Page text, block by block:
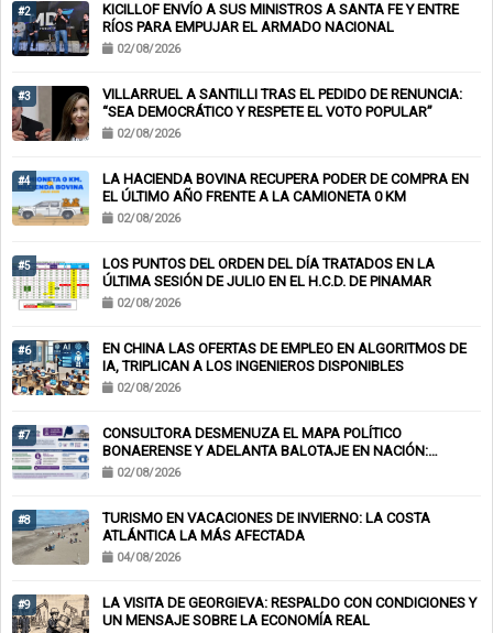
#2
KICILLOF ENVÍO A SUS MINISTROS A SANTA FE Y ENTRE
RÍOS PARA EMPUJAR EL ARMADO NACIONAL
02/08/2026
#3
VILLARRUEL A SANTILLI TRAS EL PEDIDO DE RENUNCIA:
“SEA DEMOCRÁTICO Y RESPETE EL VOTO POPULAR”
02/08/2026
#4
LA HACIENDA BOVINA RECUPERA PODER DE COMPRA EN
EL ÚLTIMO AÑO FRENTE A LA CAMIONETA 0 KM
02/08/2026
#5
LOS PUNTOS DEL ORDEN DEL DÍA TRATADOS EN LA
ÚLTIMA SESIÓN DE JULIO EN EL H.C.D. DE PINAMAR
02/08/2026
#6
EN CHINA LAS OFERTAS DE EMPLEO EN ALGORITMOS DE
IA, TRIPLICAN A LOS INGENIEROS DISPONIBLES
02/08/2026
#7
CONSULTORA DESMENUZA EL MAPA POLÍTICO
BONAERENSE Y ADELANTA BALOTAJE EN NACIÓN:
KICILLOF-MILEI
02/08/2026
#8
TURISMO EN VACACIONES DE INVIERNO: LA COSTA
ATLÁNTICA LA MÁS AFECTADA
04/08/2026
#9
LA VISITA DE GEORGIEVA: RESPALDO CON CONDICIONES Y
UN MENSAJE SOBRE LA ECONOMÍA REAL